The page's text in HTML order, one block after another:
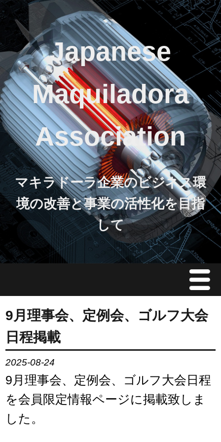
Japanese
Maquiladora
Association
マキラドーラ企業のビジネス環
境の改善と事業の活性化を目指
して
Menu
JMAについて
会員情報
イベント案内
ご入会案内
会員限定情報
9月理事会、定例会、ゴルフ大会
日程掲載
2025-08-24
9月理事会、定例会、ゴルフ大会日程
を会員限定情報ページに掲載致しま
した。